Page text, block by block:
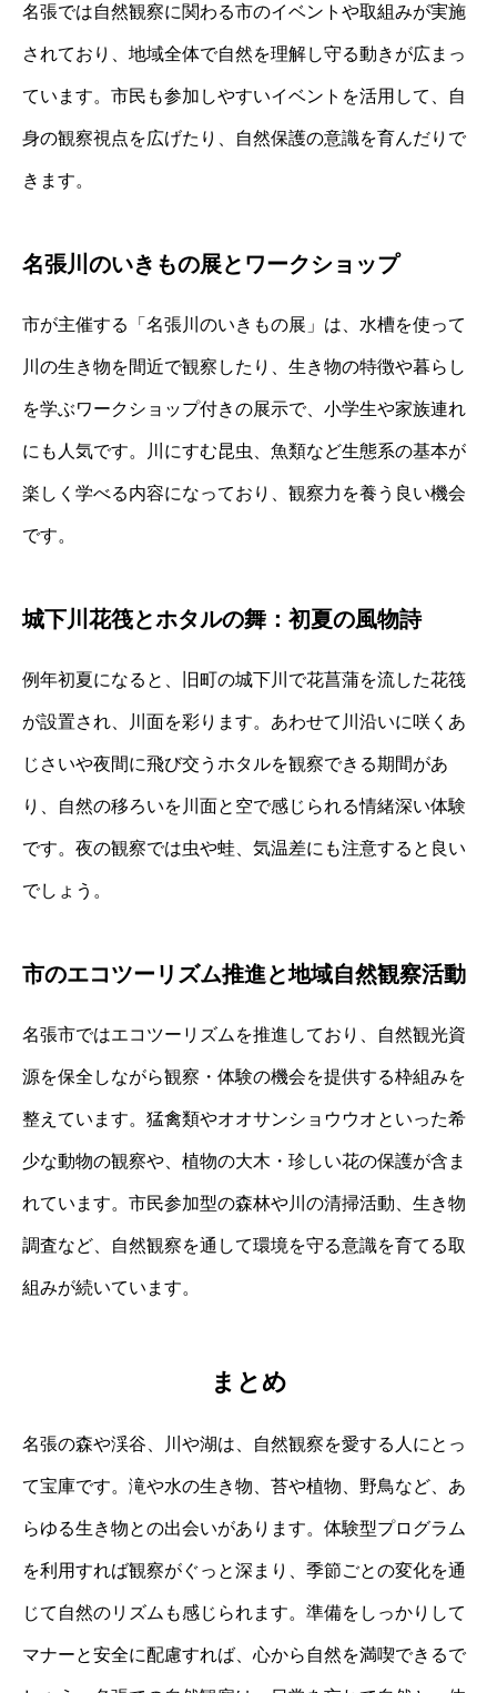
名張では自然観察に関わる市のイベントや取組みが実施
されており、地域全体で自然を理解し守る動きが広まっ
ています。市民も参加しやすいイベントを活用して、自
身の観察視点を広げたり、自然保護の意識を育んだりで
きます。
名張川のいきもの展とワークショップ
市が主催する「名張川のいきもの展」は、水槽を使って
川の生き物を間近で観察したり、生き物の特徴や暮らし
を学ぶワークショップ付きの展示で、小学生や家族連れ
にも人気です。川にすむ昆虫、魚類など生態系の基本が
楽しく学べる内容になっており、観察力を養う良い機会
です。
城下川花筏とホタルの舞：初夏の風物詩
例年初夏になると、旧町の城下川で花菖蒲を流した花筏
が設置され、川面を彩ります。あわせて川沿いに咲くあ
じさいや夜間に飛び交うホタルを観察できる期間があ
り、自然の移ろいを川面と空で感じられる情緒深い体験
です。夜の観察では虫や蛙、気温差にも注意すると良い
でしょう。
市のエコツーリズム推進と地域自然観察活動
名張市ではエコツーリズムを推進しており、自然観光資
源を保全しながら観察・体験の機会を提供する枠組みを
整えています。猛禽類やオオサンショウウオといった希
少な動物の観察や、植物の大木・珍しい花の保護が含ま
れています。市民参加型の森林や川の清掃活動、生き物
調査など、自然観察を通して環境を守る意識を育てる取
組みが続いています。
まとめ
名張の森や渓谷、川や湖は、自然観察を愛する人にとっ
て宝庫です。滝や水の生き物、苔や植物、野鳥など、あ
らゆる生き物との出会いがあります。体験型プログラム
を利用すれば観察がぐっと深まり、季節ごとの変化を通
じて自然のリズムも感じられます。準備をしっかりして
マナーと安全に配慮すれば、心から自然を満喫できるで